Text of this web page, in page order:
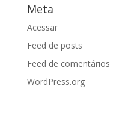
Meta
Acessar
Feed de posts
Feed de comentários
WordPress.org